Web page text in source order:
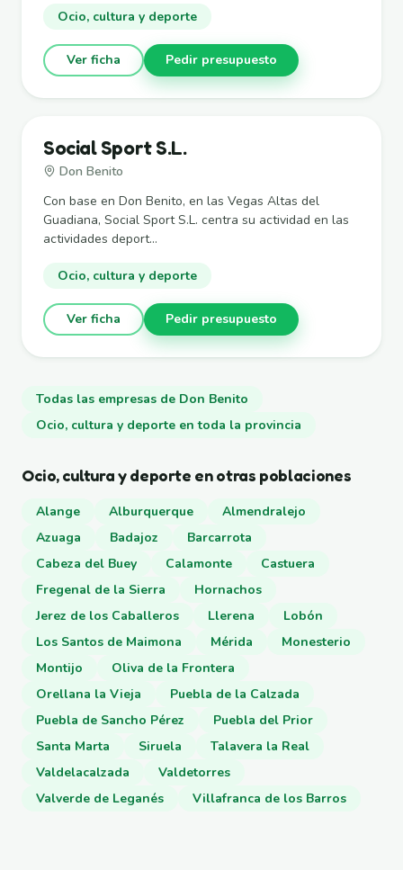
Ocio, cultura y deporte
Ver ficha Pedir presupuesto
Social Sport S.L.
Don Benito
Con base en Don Benito, en las Vegas Altas del
Guadiana, Social Sport S.L. centra su actividad en las
actividades deport...
Ocio, cultura y deporte
Ver ficha Pedir presupuesto
Todas las empresas de Don Benito
Ocio, cultura y deporte en toda la provincia
Ocio, cultura y deporte en otras poblaciones
Alange Alburquerque
Almendralejo
Azuaga
Badajoz
Barcarrota
Cabeza del Buey
Calamonte
Castuera
Fregenal de la Sierra
Hornachos
Jerez de los Caballeros
Llerena
Lobón
Los Santos de Maimona
Mérida
Monesterio
Montijo
Oliva de la Frontera
Orellana la Vieja
Puebla de la Calzada
Puebla de Sancho Pérez
Puebla del Prior
Santa Marta
Siruela
Talavera la Real
Valdelacalzada
Valdetorres
Valverde de Leganés
Villafranca de los Barros